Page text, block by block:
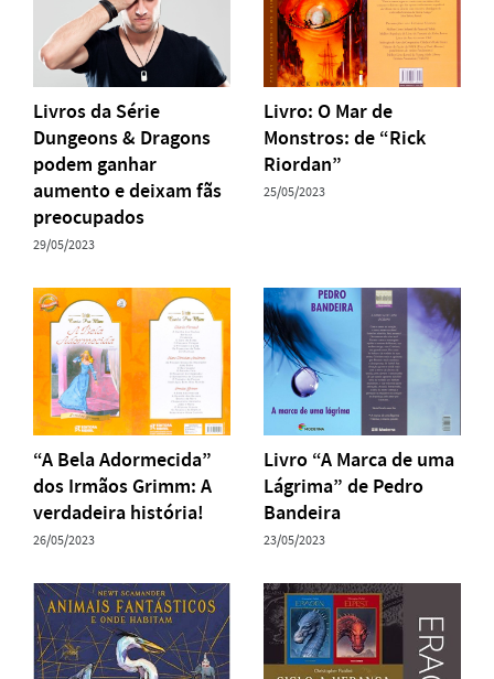
Livros da Série
Dungeons & Dragons
podem ganhar
aumento e deixam fãs
preocupados
29/05/2023
Livro: O Mar de
Monstros: de “Rick
Riordan”
25/05/2023
“A Bela Adormecida”
dos Irmãos Grimm: A
verdadeira história!
26/05/2023
Livro “A Marca de uma
Lágrima” de Pedro
Bandeira
23/05/2023